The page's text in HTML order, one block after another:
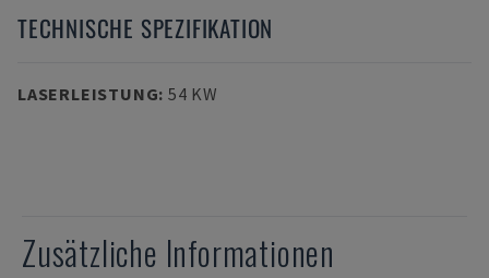
TECHNISCHE SPEZIFIKATION
LASERLEISTUNG: 54 KW
Zusätzliche Informationen